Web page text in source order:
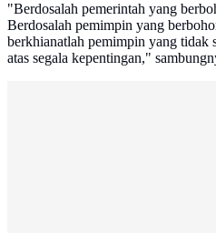
"Berdosalah pemerintah yang
Berdosalah pemimpin yang
berkhianatlah pemimpin yang tidak
atas segala kepentingan,"